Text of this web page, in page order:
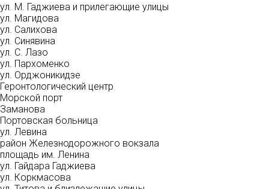
ул. М. Гаджиева и прилегающие улицы
ул. Магидова
ул. Салихова
ул. Синявина
ул. С. Лазо
ул. Пархоменко
ул. Орджоникидзе
Геронтологический центр
Морской порт
Заманова
Портовская больница
ул. Левина
район Железнодорожного вокзала
площадь им. Ленина
ул. Гайдара Гаджиева
ул. Коркмасова